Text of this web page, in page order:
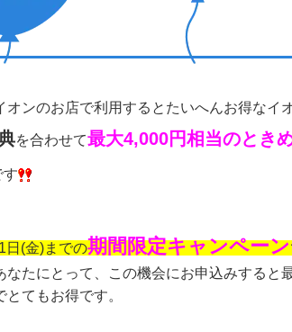
ンのお店で利用するとたいへんお得なイ
を合わせて最大4,000円相当のとき
す
日(金)までの期間限定キャンペーン
たにとって、この機会にお申込みすると
てもお得です。